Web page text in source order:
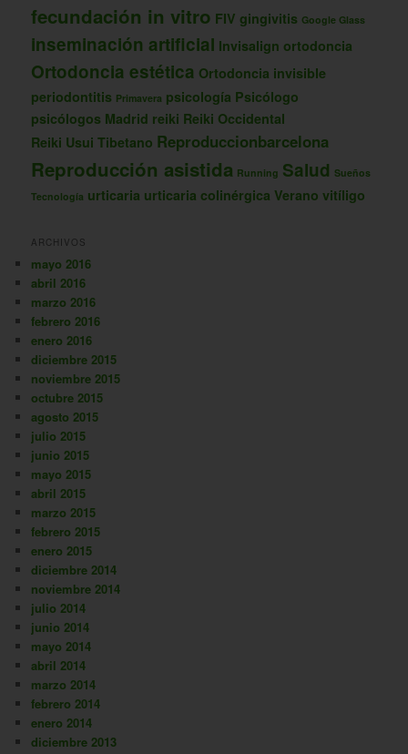
fecundación in vitro FIV gingivitis Google Glass
inseminación artificial Invisalign ortodoncia
Ortodoncia estética Ortodoncia invisible
periodontitis Primavera psicología Psicólogo
psicólogos Madrid reiki Reiki Occidental
Reiki Usui Tibetano Reproduccionbarcelona
Reproducción asistida Running Salud Sueños
Tecnología urticaria urticaria colinérgica Verano vitíligo
ARCHIVOS
mayo 2016
abril 2016
marzo 2016
febrero 2016
enero 2016
diciembre 2015
noviembre 2015
octubre 2015
agosto 2015
julio 2015
junio 2015
mayo 2015
abril 2015
marzo 2015
febrero 2015
enero 2015
diciembre 2014
noviembre 2014
julio 2014
junio 2014
mayo 2014
abril 2014
marzo 2014
febrero 2014
enero 2014
diciembre 2013